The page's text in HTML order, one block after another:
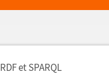
RDF et SPARQL